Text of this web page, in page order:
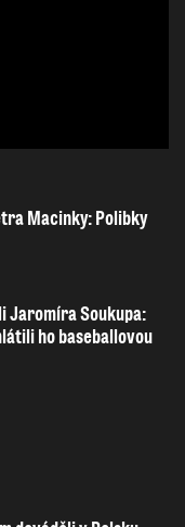
Macinky: Polibky
Jaromíra Soukupa:
ho baseballovou